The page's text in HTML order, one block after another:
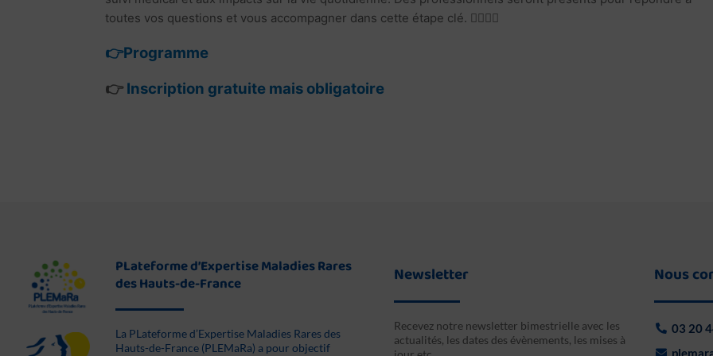
toutes vos questions et vous accompagner dans cette étape clé. 👩‍⚕️👨‍⚕️
👉Programme
👉 Inscription gratuite mais obligatoire
PLateforme d’Expertise Maladies Rares
des Hauts-de-France
La PLateforme d’Expertise Maladies Rares des
Hauts-de-France (PLEMaRa) a pour objectif
Newsletter
Recevez notre newsletter bimestrielle avec les
actualités, les dates des évènements, les mises à
Nous
03 20